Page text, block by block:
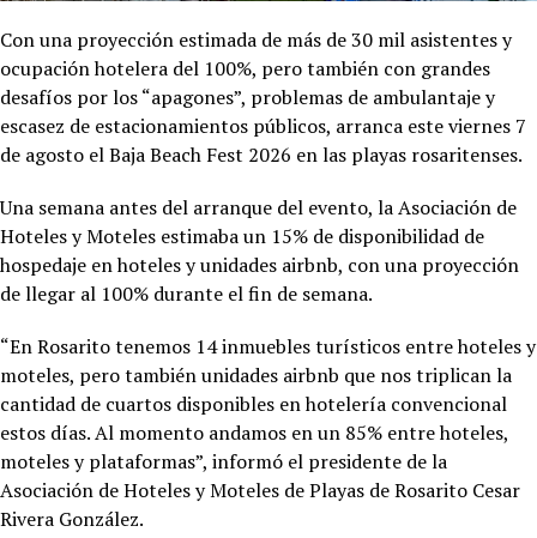
Con una proyección estimada de más de 30 mil asistentes y
ocupación hotelera del 100%, pero también con grandes
desafíos por los “apagones”, problemas de ambulantaje y
escasez de estacionamientos públicos, arranca este viernes 7
de agosto el Baja Beach Fest 2026 en las playas rosaritenses.
Una semana antes del arranque del evento, la Asociación de
Hoteles y Moteles estimaba un 15% de disponibilidad de
hospedaje en hoteles y unidades airbnb, con una proyección
de llegar al 100% durante el fin de semana.
“En Rosarito tenemos 14 inmuebles turísticos entre hoteles y
moteles, pero también unidades airbnb que nos triplican la
cantidad de cuartos disponibles en hotelería convencional
estos días. Al momento andamos en un 85% entre hoteles,
moteles y plataformas”, informó el presidente de la
Asociación de Hoteles y Moteles de Playas de Rosarito Cesar
Rivera González.